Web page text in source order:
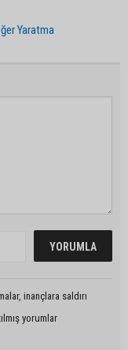
Yaratma
inançlara saldırı
yorumlar